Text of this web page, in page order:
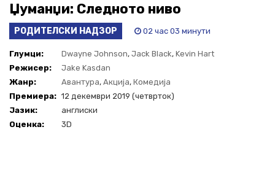
Џуманџи: Следното ниво
РОДИТЕЛСКИ НАДЗОР 02 час 03 минути
Глумци: Dwayne Johnson, Jack Black, Kevin Hart
Режисер:
Jake Kasdan
Жанр:
Авантура, Акција, Комедија
Премиера: 12 декември 2019 (четврток)
Јазик:
англиски
Оценка:
3D